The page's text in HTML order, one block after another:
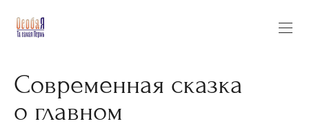
Современная сказка
о главном